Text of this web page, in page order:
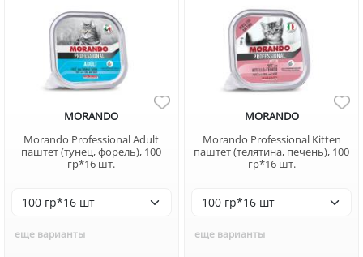
MORANDO
Morando Professional Adult
паштет (тунец, форель), 100
гр*16 шт.
еще варианты
MORANDO
Morando Professional Kitten
паштет (телятина, печень), 100
гр*16 шт.
еще варианты